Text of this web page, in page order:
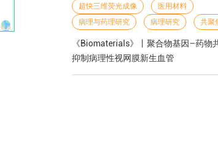
超快三维荧光成像
医用材料
病理与药理研究
病理研究 共聚
《Biomaterials》丨聚合物基因–药物
抑制病理性视网膜新生血管